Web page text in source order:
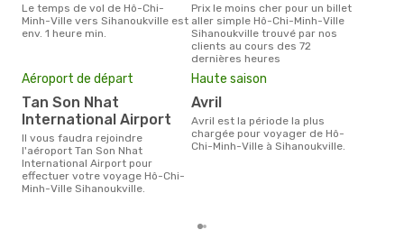
Le temps de vol de Hô-Chi-
Minh-Ville vers Sihanoukville est
env. 1 heure min.
Prix le moins cher pour un billet
aller simple Hô-Chi-Minh-Ville
Sihanoukville trouvé par nos
clients au cours des 72
dernières heures
Aéroport de départ
Tan Son Nhat
International Airport
Il vous faudra rejoindre
l'aéroport Tan Son Nhat
International Airport pour
effectuer votre voyage Hô-Chi-
Minh-Ville Sihanoukville.
Haute saison
avril
avril est la période la plus
chargée pour voyager de Hô-
Chi-Minh-Ville à Sihanoukville.